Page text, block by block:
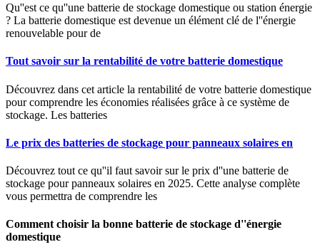
Qu''est ce qu''une batterie de stockage domestique ou station énergie
? La batterie domestique est devenue un élément clé de l''énergie
renouvelable pour de
Tout savoir sur la rentabilité de votre batterie domestique
Découvrez dans cet article la rentabilité de votre batterie domestique
pour comprendre les économies réalisées grâce à ce système de
stockage. Les batteries
Le prix des batteries de stockage pour panneaux solaires en
Découvrez tout ce qu''il faut savoir sur le prix d''une batterie de
stockage pour panneaux solaires en 2025. Cette analyse complète
vous permettra de comprendre les
Comment choisir la bonne batterie de stockage d''énergie
domestique